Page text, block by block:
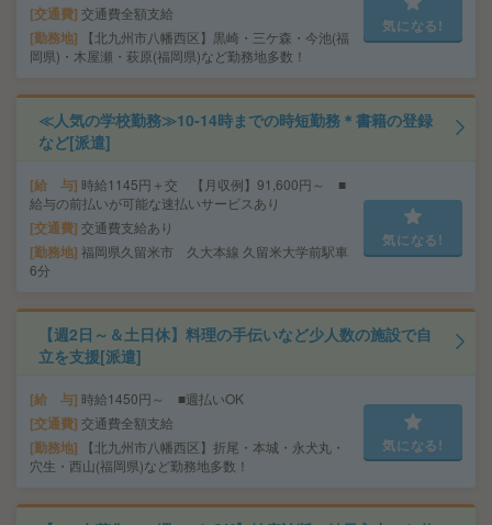
交通費 交通費全額支給
勤務地
【北九州市八幡西区】黒崎・三ケ森・今池(福
岡県)・木屋瀬・萩原(福岡県)など勤務地多数！
気になる!
≪人気の学校勤務≫10-14時までの時短勤務＊書籍の登録
など[派遣]
給 与 時給1145円＋交 【月収例】91,600円～ ■
給与の前払いが可能な速払いサービスあり
交通費 交通費支給あり
勤務地 福岡県久留米市 久大本線 久留米大学前駅車
6分
気になる!
【週2日～＆土日休】料理の手伝いなど少人数の施設で自
立を支援[派遣]
給 与 時給1450円～ ■週払いOK
交通費 交通費全額支給
勤務地
【北九州市八幡西区】折尾・本城・永犬丸・
穴生・西山(福岡県)など勤務地多数！
気になる!